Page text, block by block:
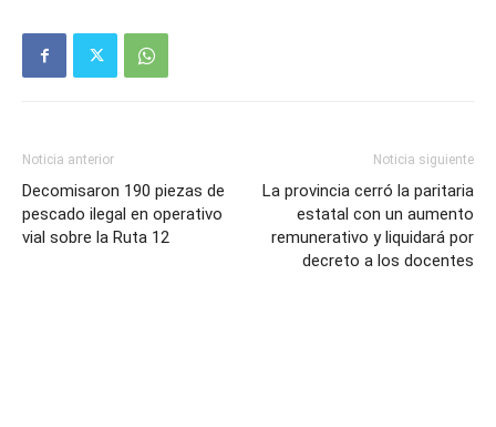
Noticia anterior
Decomisaron 190 piezas de
pescado ilegal en operativo
vial sobre la Ruta 12
Noticia siguiente
La provincia cerró la paritaria
estatal con un aumento
remunerativo y liquidará por
decreto a los docentes